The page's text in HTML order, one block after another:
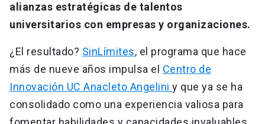
alianzas estratégicas de talentos
universitarios con empresas y organizaciones.
¿El resultado? SinLímites, el programa que hace
más de nueve años impulsa el Centro de
Innovación UC Anacleto Angelini y que ya se ha
consolidado como una experiencia valiosa para